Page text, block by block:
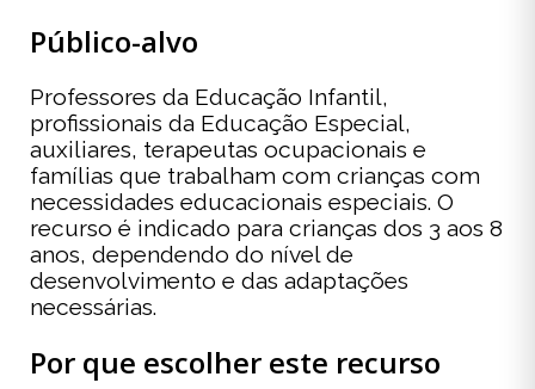
Público-alvo
Professores da Educação Infantil,
profissionais da Educação Especial,
auxiliares, terapeutas ocupacionais e
famílias que trabalham com crianças com
necessidades educacionais especiais. O
recurso é indicado para crianças dos 3 aos 8
anos, dependendo do nível de
desenvolvimento e das adaptações
necessárias.
Por que escolher este recurso